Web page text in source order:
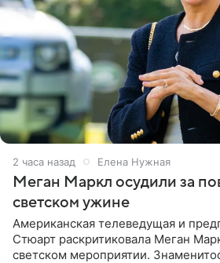
2 часа назад Елена Нужная
Меган Маркл осудили за
светском ужине
Американская телеведущая и
Стюарт раскритиковала Меган
светском мероприятии.